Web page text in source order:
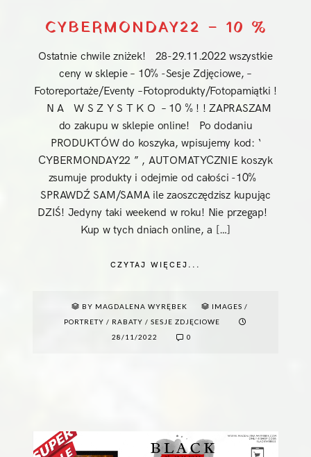
CYBERMONDAY22 – 10 %
Ostatnie chwile zniżek! 28-29.11.2022 wszystkie
ceny w sklepie – 10% -Sesje Zdjęciowe, –
Fotoreportaże/Eventy –Fotoprodukty/Fotopamiątki !
N A W S Z Y S T K O – 10 % ! ! ZAPRASZAM
do zakupu w sklepie online! Po dodaniu
PRODUKTÓW do koszyka, wpisujemy kod: ‘
CYBERMONDAY22 ” , AUTOMATYCZNIE koszyk
zsumuje produkty i odejmie od całości -10%
SPRAWDŹ SAM/SAMA ile zaoszczędzisz kupując
DZIŚ! Jedyny taki weekend w roku! Nie przegap!
Kup w tych dniach online, a […]
CZYTAJ WIĘCEJ...
BY MAGDALENA WYRĘBEK IMAGES /
PORTRETY / RABATY / SESJE ZDJĘCIOWE
28/11/2022
0